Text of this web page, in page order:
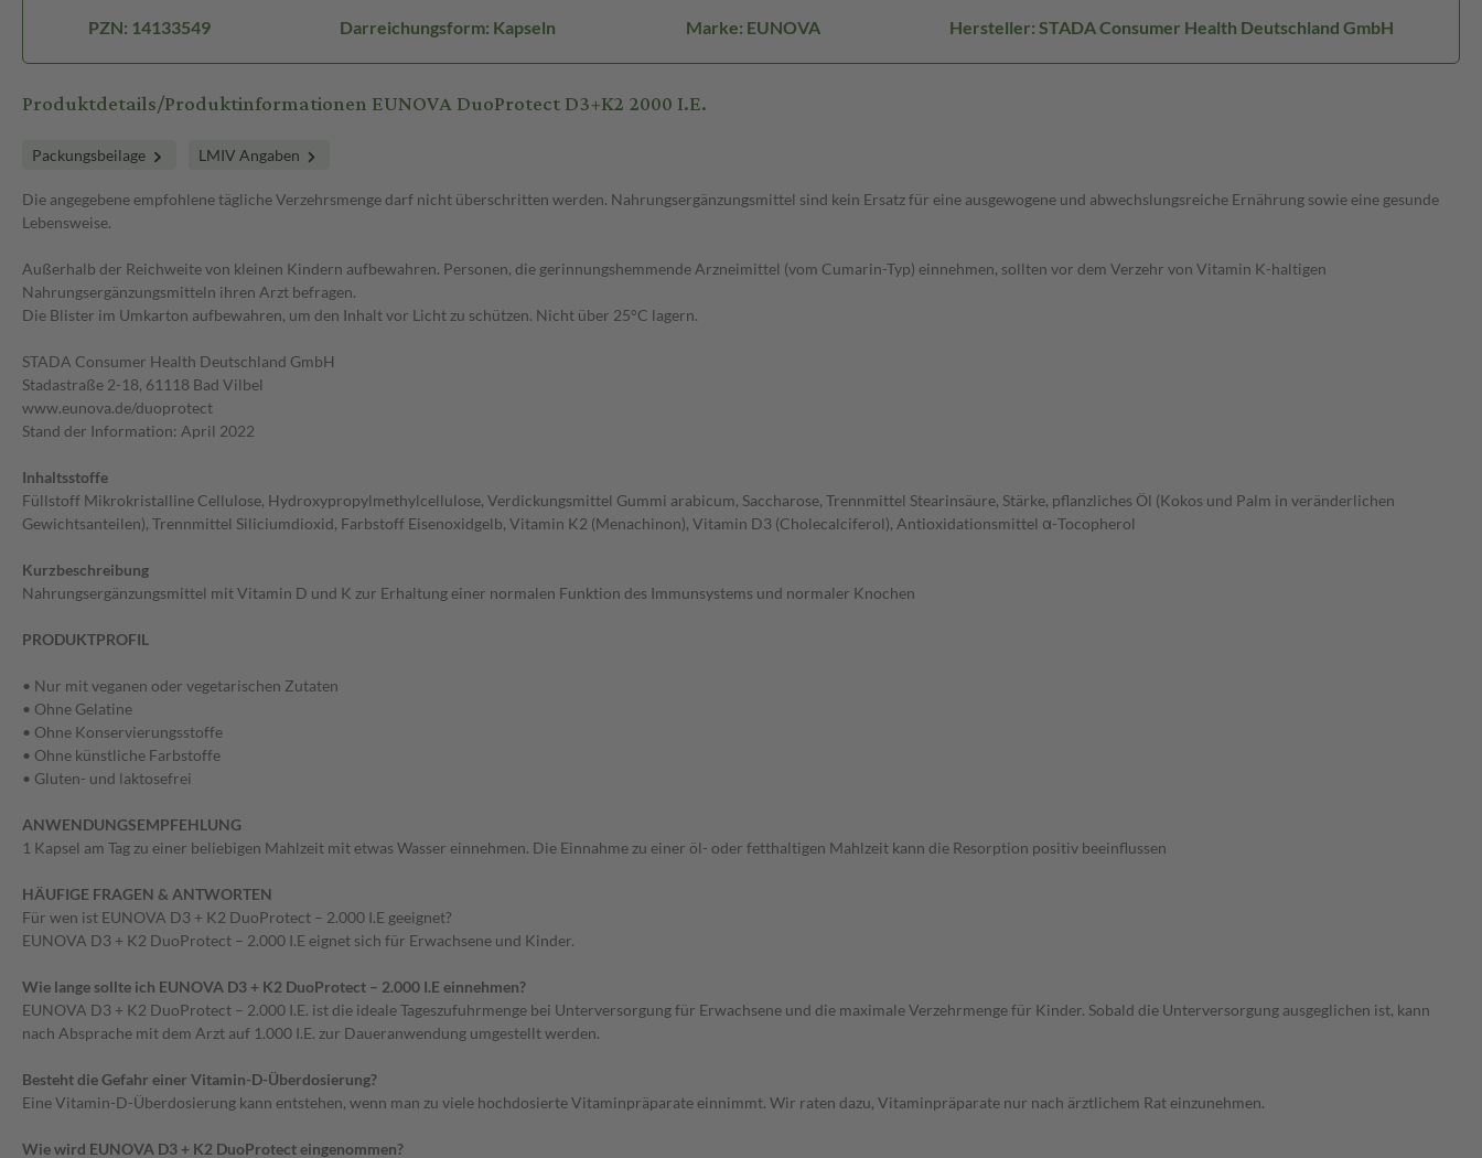
PZN: 14133549 Darreichungsform: Kapseln Marke: EUNOVA Hersteller: STADA Consumer Health Deutschland GmbH
Produktdetails/Produktinformationen EUNOVA DuoProtect D3+K2 2000 I.E.
Packungsbeilage LMIV Angaben
Die angegebene empfohlene tägliche Verzehrsmenge darf nicht überschritten werden. Nahrungsergänzungsmittel sind kein Ersatz für eine ausgewogene und abwechslungsreiche Ernährung sowie eine gesunde
Lebensweise.
Außerhalb der Reichweite von kleinen Kindern aufbewahren. Personen, die gerinnungshemmende Arzneimittel (vom Cumarin-Typ) einnehmen, sollten vor dem Verzehr von Vitamin K-haltigen
Nahrungsergänzungsmitteln ihren Arzt befragen.
Die Blister im Umkarton aufbewahren, um den Inhalt vor Licht zu schützen. Nicht über 25°C lagern.
STADA Consumer Health Deutschland GmbH
Stadastraße 2-18, 61118 Bad Vilbel
www.eunova.de/duoprotect
Stand der Information: April 2022
Inhaltsstoffe
Füllstoff Mikrokristalline Cellulose, Hydroxypropylmethylcellulose, Verdickungsmittel Gummi arabicum, Saccharose, Trennmittel Stearinsäure, Stärke, pflanzliches Öl (Kokos und Palm in veränderlichen
Gewichtsanteilen), Trennmittel Siliciumdioxid, Farbstoff Eisenoxidgelb, Vitamin K2 (Menachinon), Vitamin D3 (Cholecalciferol), Antioxidationsmittel α-Tocopherol
Kurzbeschreibung
Nahrungsergänzungsmittel mit Vitamin D und K zur Erhaltung einer normalen Funktion des Immunsystems und normaler Knochen
PRODUKTPROFIL
• Nur mit veganen oder vegetarischen Zutaten
• Ohne Gelatine
• Ohne Konservierungsstoffe
• Ohne künstliche Farbstoffe
• Gluten- und laktosefrei
ANWENDUNGSEMPFEHLUNG
1 Kapsel am Tag zu einer beliebigen Mahlzeit mit etwas Wasser einnehmen. Die Einnahme zu einer öl- oder fetthaltigen Mahlzeit kann die Resorption positiv beeinflussen
HÄUFIGE FRAGEN & ANTWORTEN
Für wen ist EUNOVA D3 + K2 DuoProtect – 2.000 I.E geeignet?
EUNOVA D3 + K2 DuoProtect – 2.000 I.E eignet sich für Erwachsene und Kinder.
Wie lange sollte ich EUNOVA D3 + K2 DuoProtect – 2.000 I.E einnehmen?
EUNOVA D3 + K2 DuoProtect – 2.000 I.E. ist die ideale Tageszufuhrmenge bei Unterversorgung für Erwachsene und die maximale Verzehrmenge für Kinder. Sobald die Unterversorgung ausgeglichen ist, kann
nach Absprache mit dem Arzt auf 1.000 I.E. zur Daueranwendung umgestellt werden.
Besteht die Gefahr einer Vitamin-D-Überdosierung?
Eine Vitamin-D-Überdosierung kann entstehen, wenn man zu viele hochdosierte Vitaminpräparate einnimmt. Wir raten dazu, Vitaminpräparate nur nach ärztlichem Rat einzunehmen.
Wie wird EUNOVA D3 + K2 DuoProtect eingenommen?